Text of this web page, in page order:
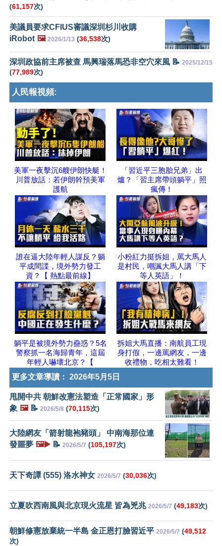
(61,157次)
美議員要求CFIUS審議深圳杉川收購
iRobot 🖼️ 2026/1/13 (36,538次)
深圳政協前主席被查 馬興瑞落馬恐非空穴來風 📝 2025/12/15
(77,989次)
人民報視頻:
美軍一夜擊沉6艘伊朗快艇！
川普放話：若伊朗幹預美軍
護航
「習近平三胞胎兄弟」出
爐？「習主席帶頭躺平」照
瘋傳！
誰在逼大陸年輕人謀反？躺
平成間諜，境外勢力發工
資？【 熱點最前線】
小粉紅力挺拆姐，罵大馬人
是村民，嘲諷大馬人講「下
等人英語」！
躺平是被境外勢力蠱惑？5名
警察抓一名海歸青年，這屆
年輕人嚇壞北京？【
拆姐大馬直播：南航員工現
身打假，一邊罵網友，一邊
收禮物，吃相太難看！
更多文章導讀： 2026年5月5日
甩開中共 朝鮮改憲法塑造「正常國家」形
象 🖼️📝 2026/5/8 (70,115次)
大陸網友「箭射龍袍豬頭」 中南海那位連
發噩夢 🖼️▶️ 📝 2026/5/7 (105,197次)
天下奇譚 (555) 洛水神女 2026/5/7 (30,036次)
立夏吹西南風與北京現火流星 皆為兇兆 2026/5/7 (49,183次)
朝鮮修憲放棄統一半島 金正恩打臉習近平 2026/5/7 (49,512
次)